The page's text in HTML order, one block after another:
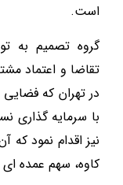
است.
گروه تصمیم به
تقاضا و اعتماد
با سرمایه گذاری
نیز اقدام نمود که
کاوه، سهم عمده